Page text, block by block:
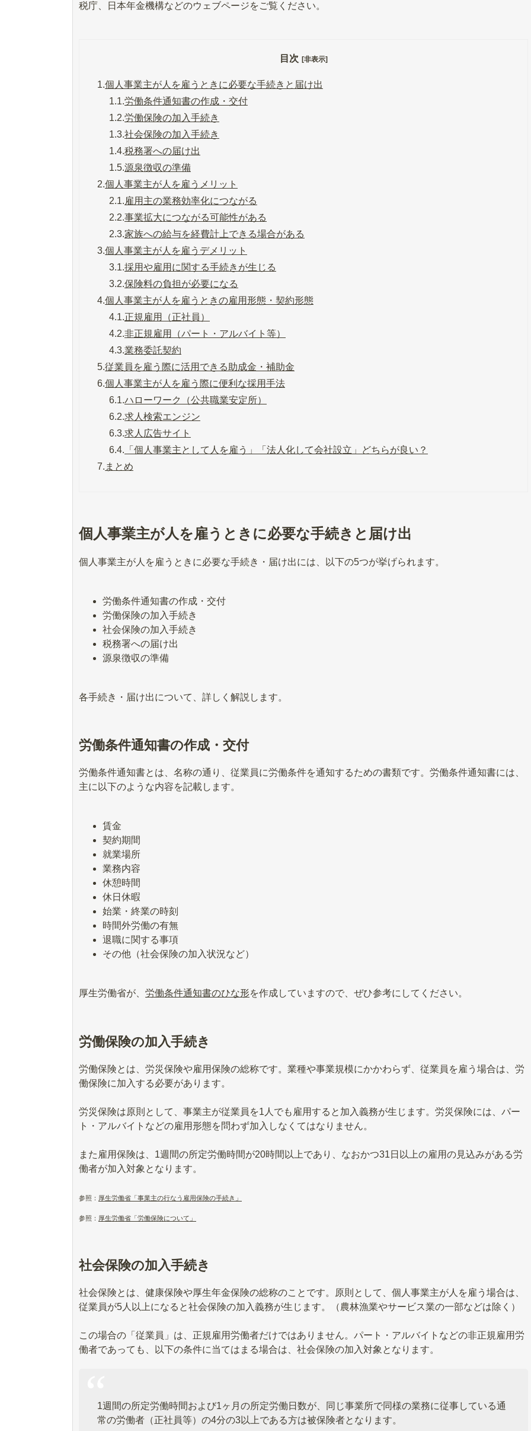
税庁、日本年金機構などのウェブページをご覧ください。
目次 [非表示]
1.個人事業主が人を雇うときに必要な手続きと届け出
1.1.労働条件通知書の作成・交付
1.2.労働保険の加入手続き
1.3.社会保険の加入手続き
1.4.税務署への届け出
1.5.源泉徴収の準備
2.個人事業主が人を雇うメリット
2.1.雇用主の業務効率化につながる
2.2.事業拡大につながる可能性がある
2.3.家族への給与を経費計上できる場合がある
3.個人事業主が人を雇うデメリット
3.1.採用や雇用に関する手続きが生じる
3.2.保険料の負担が必要になる
4.個人事業主が人を雇うときの雇用形態・契約形態
4.1.正規雇用（正社員）
4.2.非正規雇用（パート・アルバイト等）
4.3.業務委託契約
5.従業員を雇う際に活用できる助成金・補助金
6.個人事業主が人を雇う際に便利な採用手法
6.1.ハローワーク（公共職業安定所）
6.2.求人検索エンジン
6.3.求人広告サイト
6.4. 「個人事業主として人を雇う」「法人化して会社設立」どちらが良い？
7. まとめ
個人事業主が人を雇うときに必要な手続きと届け出
個人事業主が人を雇うときに必要な手続き・届け出には、以下の5つが挙げられます。
労働条件通知書の作成・交付
労働保険の加入手続き
社会保険の加入手続き
税務署への届け出
源泉徴収の準備
各手続き・届け出について、詳しく解説します。
労働条件通知書の作成・交付
労働条件通知書とは、名称の通り、従業員に労働条件を通知するための書類です。労働条件通知書には、
主に以下のような内容を記載します。
賃金
契約期間
就業場所
業務内容
休憩時間
休日休暇
始業・終業の時刻
時間外労働の有無
退職に関する事項
その他（社会保険の加入状況など）
厚生労働省が、 労働条件通知書のひな形を作成していますので、ぜひ参考にしてください。
労働保険の加入手続き
労働保険とは、労災保険や雇用保険の総称です。業種や事業規模にかかわらず、従業員を雇う場合は、労
働保険に加入する必要があります。
労災保険は原則として、事業主が従業員を1人でも雇用すると加入義務が生じます。労災保険には、パー
ト・アルバイトなどの雇用形態を問わず加入しなくてはなりません。
また雇用保険は、1週間の所定労働時間が20時間以上であり、なおかつ31日以上の雇用の見込みがある労
働者が加入対象となります。
参照： 厚生労働省「事業主の行なう雇用保険の手続き」
参照： 厚生労働省「労働保険について」
社会保険の加入手続き
社会保険とは、健康保険や厚生年金保険の総称のことです。原則として、個人事業主が人を雇う場合は、
従業員が5人以上になると社会保険の加入義務が生じます。（農林漁業やサービス業の一部などは除く）
この場合の「従業員」は、正規雇用労働者だけではありません。パート・アルバイトなどの非正規雇用労
働者であっても、以下の条件に当てはまる場合は、社会保険の加入対象となります。
1週間の所定労働時間および1ヶ月の所定労働日数が、同じ事業所で同様の業務に従事している通
常の労働者（正社員等）の4分の3以上である方は被保険者となります。